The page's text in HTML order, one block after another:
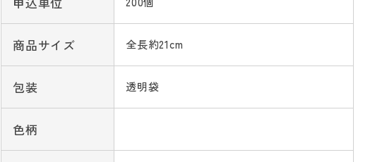
商品サイズ 全長約21cm
包装 透明袋
色柄